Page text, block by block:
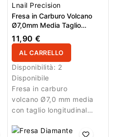
Lnail Precision
Fresa in Carburo Volcano
Ø7,0mm Media Taglio
Longitudinale LL 15,0mm
L/R
11,90 €
AL CARRELLO
Disponibilità: 2
Disponibile
Fresa in carburo
volcano Ø7,0 mm media
con taglio longitudinale
per lavorazioni